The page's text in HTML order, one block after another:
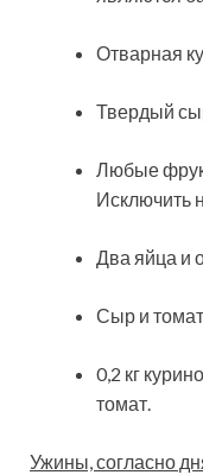
Отварная
Твердый
Любые
Исключить
Два яйца и
Сыр и
0,2 кг
томат.
Ужины, согласно